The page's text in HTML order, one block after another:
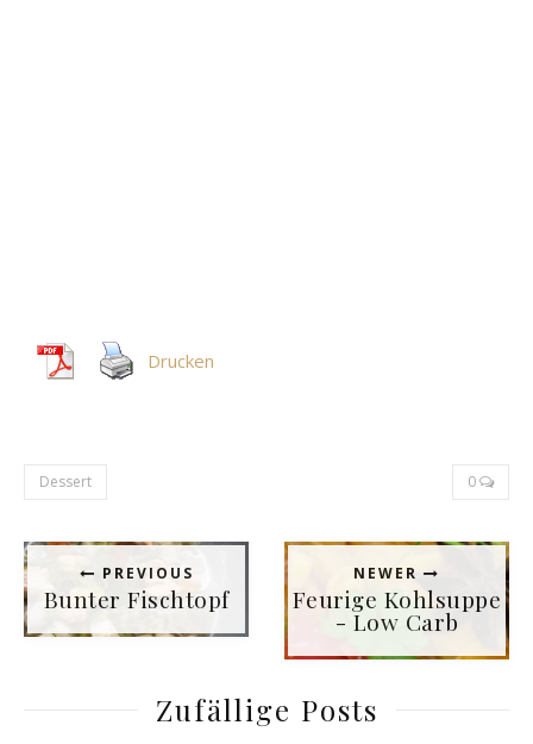
Drucken
Dessert 0
PREVIOUS
Bunter Fischtopf
NEWER
Feurige Kohlsuppe
- Low Carb
Zufällige Posts